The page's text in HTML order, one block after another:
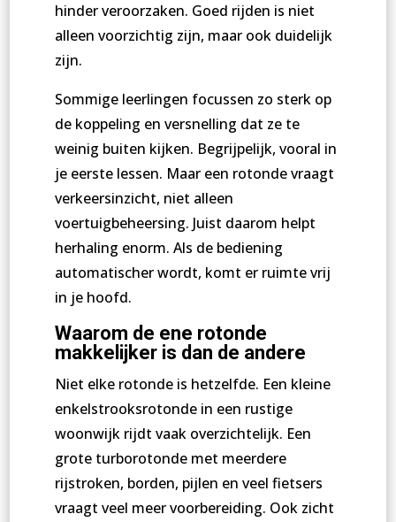
hinder veroorzaken. Goed rijden is niet
alleen voorzichtig zijn, maar ook duidelijk
zijn.
Sommige leerlingen focussen zo sterk op
de koppeling en versnelling dat ze te
weinig buiten kijken. Begrijpelijk, vooral in
je eerste lessen. Maar een rotonde vraagt
verkeersinzicht, niet alleen
voertuigbeheersing. Juist daarom helpt
herhaling enorm. Als de bediening
automatischer wordt, komt er ruimte vrij
in je hoofd.
Waarom de ene rotonde
makkelijker is dan de andere
Niet elke rotonde is hetzelfde. Een kleine
enkelstrooksrotonde in een rustige
woonwijk rijdt vaak overzichtelijk. Een
grote turborotonde met meerdere
rijstroken, borden, pijlen en veel fietsers
vraagt veel meer voorbereiding. Ook zicht